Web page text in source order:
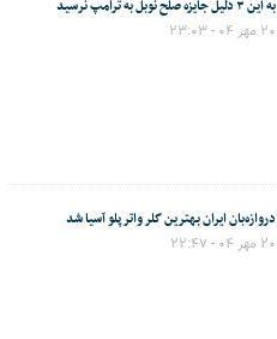
به این ۳ دلیل جایزه صلح نوبل به ترامپ نرسید
۲۰ مهر ۰۴ - ۲۳:۰۳
دروازه‌بان ایران بهترین گلر واترپلو آسیا شد
۲۰ مهر ۰۴ - ۲۲:۴۷